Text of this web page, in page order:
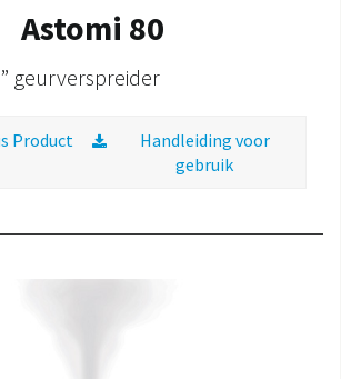
Astomi 80
geurverspreider
Product
Handleiding voor
gebruik